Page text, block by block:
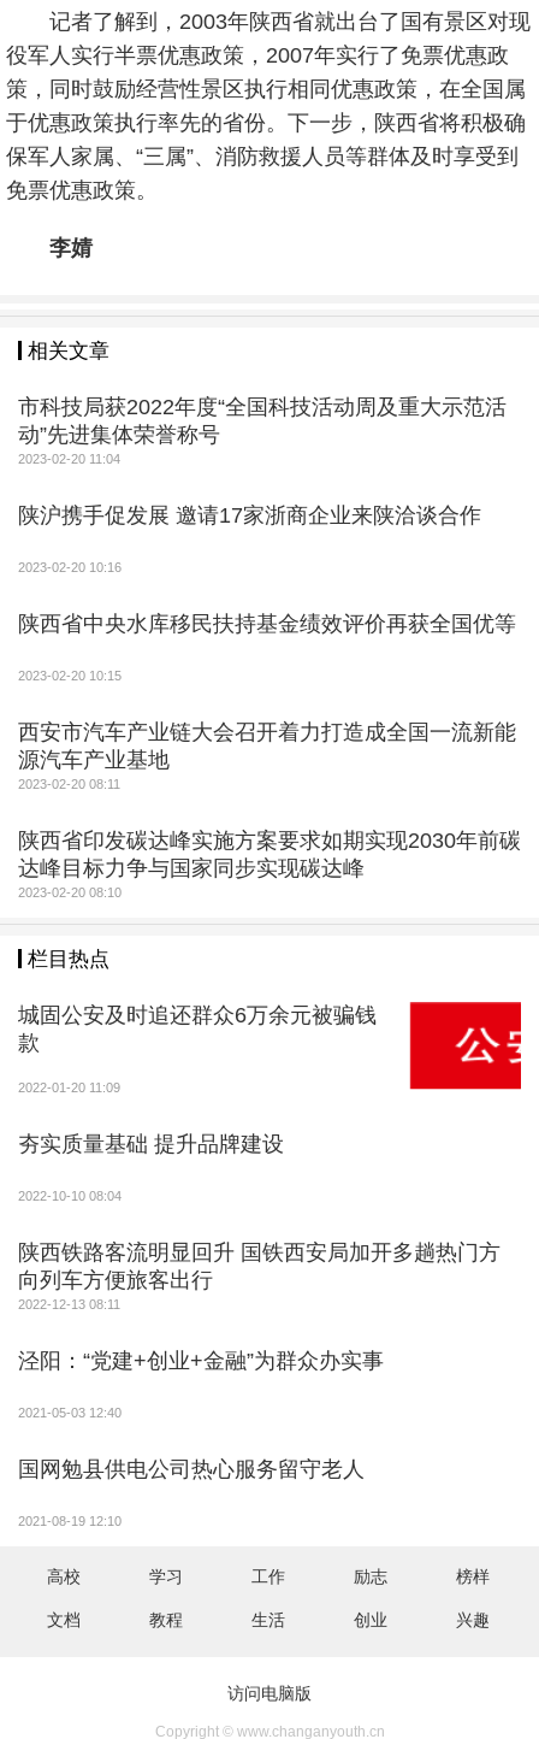
记者了解到，2003年陕西省就出台了国有景区对现
役军人实行半票优惠政策，2007年实行了免票优惠政
策，同时鼓励经营性景区执行相同优惠政策，在全国属
于优惠政策执行率先的省份。下一步，陕西省将积极确
保军人家属、“三属”、消防救援人员等群体及时享受到
免票优惠政策。
李婧
相关文章
市科技局获2022年度“全国科技活动周及重大示范活
动”先进集体荣誉称号
2023-02-20 11:04
陕沪携手促发展 邀请17家浙商企业来陕洽谈合作
2023-02-20 10:16
陕西省中央水库移民扶持基金绩效评价再获全国优等
2023-02-20 10:15
西安市汽车产业链大会召开着力打造成全国一流新能
源汽车产业基地
2023-02-20 08:11
陕西省印发碳达峰实施方案要求如期实现2030年前碳
达峰目标力争与国家同步实现碳达峰
2023-02-20 08:10
栏目热点
城固公安及时追还群众6万余元被骗钱
款
2022-01-20 11:09
夯实质量基础 提升品牌建设
2022-10-10 08:04
陕西铁路客流明显回升 国铁西安局加开多趟热门方
向列车方便旅客出行
2022-12-13 08:11
泾阳：“党建+创业+金融”为群众办实事
2021-05-03 12:40
国网勉县供电公司热心服务留守老人
2021-08-19 12:10
高校 学习 工作 励志 榜样
文档 教程 生活 创业 兴趣
访问电脑版
Copyright © www.changanyouth.cn